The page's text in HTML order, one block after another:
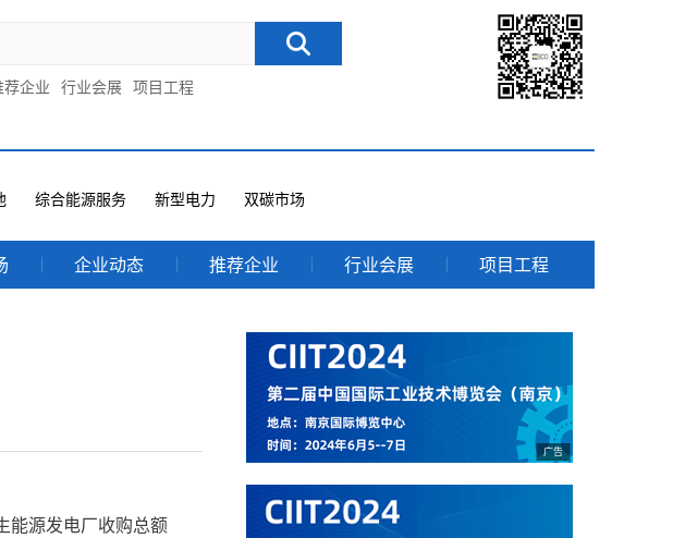
荐企业 行业会展 项目工程
综合能源服务 新型电力 双碳市场
企业动态 推荐企业 行业会展 项目工程
源发电厂收购总额